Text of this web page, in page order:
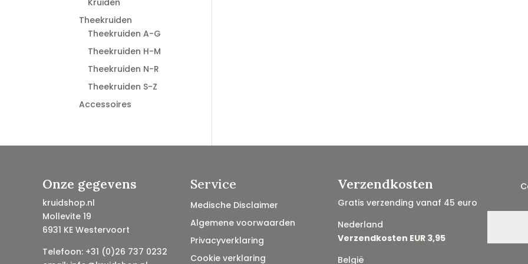
Kruiden
Theekruiden
Theekruiden A-G
Theekruiden H-M
Theekruiden N-R
Theekruiden S-Z
Accessoires
Onze gegevens
kruidshop.nl
Mollevite 19
6931 KE Westervoort
Telefoon: +31 (0)26 737 0232
Service
Medische Disclaimer
Algemene voorwaarden
Privacyverklaring
Cookie verklaring
Verzendkosten
Gratis verzending vanaf 45 euro
Nederland
Verzendkosten EUR 3,95
België